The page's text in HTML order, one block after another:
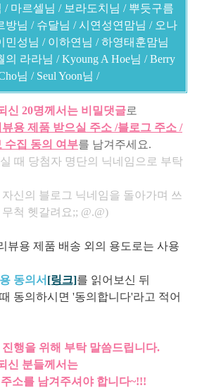
/ 마르셀님 / 보라도치님 / 뿌듯구름
방님 / 슈달님 / 시연성연맘님 / 오나
민성님 / 이하연님 /하영태훈맘님
의 라라님 /Kyoung A Hoe님 /Berry
님 / Seul Yoon님 /
신 20명께서는 비밀댓글로
용 제품 받으실 주소 /블로그 주소 /
수집 동의 여부를 남겨주세요.
때 당첨자 명단의 닉네임으로 부탁
신의 블로그 닉네임을 돌아가며 쓰
무척 헷갈려요;; @.@)
뷰용 제품 배송 외의 용도로는 사용
동의서 [링크]를 읽어보신 뒤
동의하시면 '동의합니다'라고 적어
행을 위해 부탁 말씀드립니다.
신 분들께서는
주소를 남겨주셔야 합니다~!!!